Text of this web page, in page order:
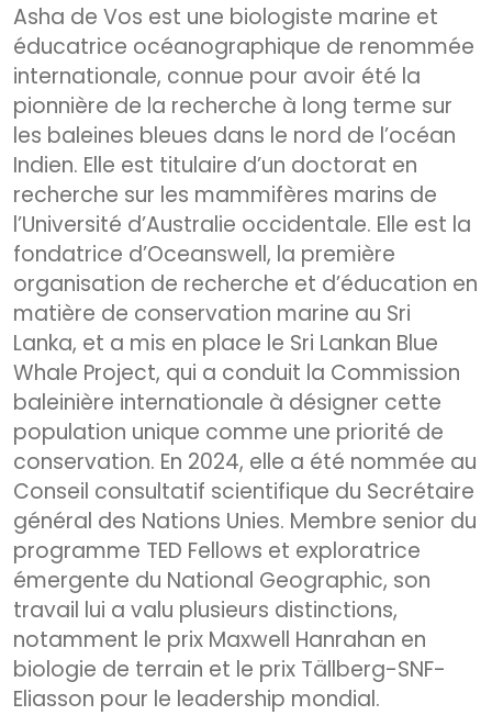
Asha de Vos est une biologiste marine et
éducatrice océanographique de renommée
internationale, connue pour avoir été la
pionnière de la recherche à long terme sur
les baleines bleues dans le nord de l’océan
Indien. Elle est titulaire d’un doctorat en
recherche sur les mammifères marins de
l’Université d’Australie occidentale. Elle est la
fondatrice d’Oceanswell, la première
organisation de recherche et d’éducation en
matière de conservation marine au Sri
Lanka, et a mis en place le Sri Lankan Blue
Whale Project, qui a conduit la Commission
baleinière internationale à désigner cette
population unique comme une priorité de
conservation. En 2024, elle a été nommée au
Conseil consultatif scientifique du Secrétaire
général des Nations Unies. Membre senior du
programme TED Fellows et exploratrice
émergente du National Geographic, son
travail lui a valu plusieurs distinctions,
notamment le prix Maxwell Hanrahan en
biologie de terrain et le prix Tällberg-SNF-
Eliasson pour le leadership mondial.